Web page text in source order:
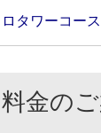
ロタワーコー
料金の